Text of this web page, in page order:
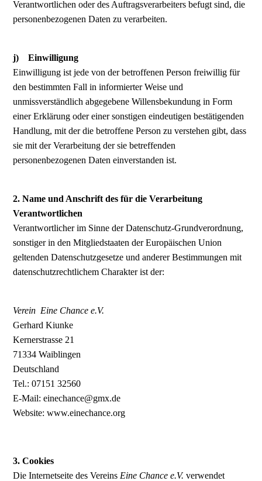
Verantwortlichen oder des Auftragsverarbeiters befugt sind, die
personenbezogenen Daten zu verarbeiten.
j) Einwilligung
Einwilligung ist jede von der betroffenen Person freiwillig für
den bestimmten Fall in informierter Weise und
unmissverständlich abgegebene Willensbekundung in Form
einer Erklärung oder einer sonstigen eindeutigen bestätigenden
Handlung, mit der die betroffene Person zu verstehen gibt, dass
sie mit der Verarbeitung der sie betreffenden
personenbezogenen Daten einverstanden ist.
2. Name und Anschrift des für die Verarbeitung
Verantwortlichen
Verantwortlicher im Sinne der Datenschutz-Grundverordnung,
sonstiger in den Mitgliedstaaten der Europäischen Union
geltenden Datenschutzgesetze und anderer Bestimmungen mit
datenschutzrechtlichem Charakter ist der:
Verein Eine Chance e.V.
Gerhard Kiunke
Kernerstrasse 21
71334 Waiblingen
Deutschland
Tel.: 07151 32560
E-Mail: einechance@gmx.de
Website: www.einechance.org
3. Cookies
Die Internetseite des Vereins Eine Chance e.V. verwendet